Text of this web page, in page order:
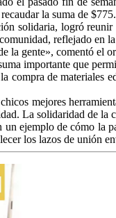
la suma de
solidaria, logró
reflejado en la
la gente», comentó el
importante que
compra de
mejores
La solidaridad de la
ejemplo de cómo la
los lazos de unión